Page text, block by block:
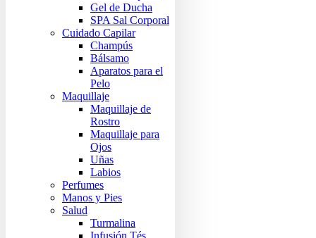
Gel de Ducha
SPA Sal Corporal
Cuidado Capilar
Champús
Bálsamo
Aparatos para el
Pelo
Maquillaje
Maquillaje de
Rostro
Maquillaje para
Ojos
Uñas
Labios
Perfumes
Manos y Pies
Salud
Turmalina
Infusión Tés